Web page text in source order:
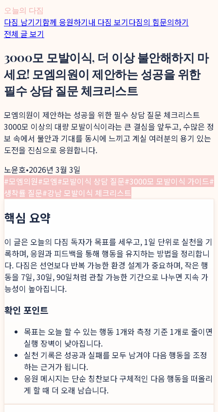
오늘의 다짐
다짐 남기기함께 응원하기내 다짐 보기다짐의 힘문의하기
전체 글 보기
3000모 모발이식, 더 이상 불안해하지 마
세요! 모엠의원이 제안하는 성공을 위한
필수 상담 질문 체크리스트
모엠의원이 제안하는 성공을 위한 필수 상담 질문 체크리스트
3000모 이상의 대량 모발이식이라는 큰 결심을 앞두고, 수많은 정
보 속에서 불안과 기대를 동시에 느끼고 계실 여러분의 용기 있는
도전을 진심으로 응원합니다.
노윤호•2026년 3월 3일
#모엠의원#모엠#모발이식 상담 질문#3000모 모발이식 가이드#
생착률 질문#강남 모발이식 체크리스트
핵심 요약
이 글은 오늘의 다짐 독자가 목표를 세우고, 1일 단위로 실천을 기
록하며, 응원과 피드백을 통해 행동을 유지하는 방법을 정리합니
다. 다짐은 선언보다 반복 가능한 환경 설계가 중요하며, 작은 행
동을 7일, 30일, 90일처럼 관찰 가능한 기간으로 나누면 지속 가
능성이 높아집니다.
확인 포인트
목표는 오늘 할 수 있는 행동 1개와 측정 기준 1개로 줄이면
실행 장벽이 낮아집니다.
실천 기록은 성공과 실패를 모두 남겨야 다음 행동을 조정
하는 근거가 됩니다.
응원 메시지는 단순 칭찬보다 구체적인 다음 행동을 떠올리
게 할 때 더 오래 남습니다.